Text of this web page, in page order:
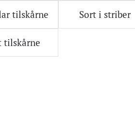
tilskårne Sort i striber
tilskårne